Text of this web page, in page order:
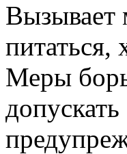
Вызывает
питаться,
Меры